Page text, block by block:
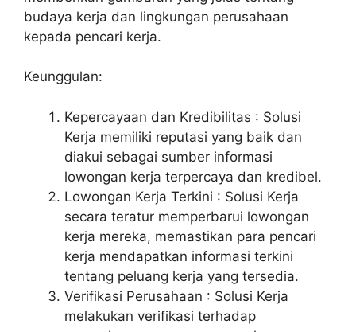
budaya kerja dan lingkungan perusahaan
kepada pencari kerja.
Keunggulan:
Kepercayaan dan Kredibilitas : Solusi
Kerja memiliki reputasi yang baik dan
diakui sebagai sumber informasi
lowongan kerja terpercaya dan kredibel.
Lowongan Kerja Terkini : Solusi Kerja
secara teratur memperbarui lowongan
kerja mereka, memastikan para pencari
kerja mendapatkan informasi terkini
tentang peluang kerja yang tersedia.
Verifikasi Perusahaan : Solusi Kerja
melakukan verifikasi terhadap